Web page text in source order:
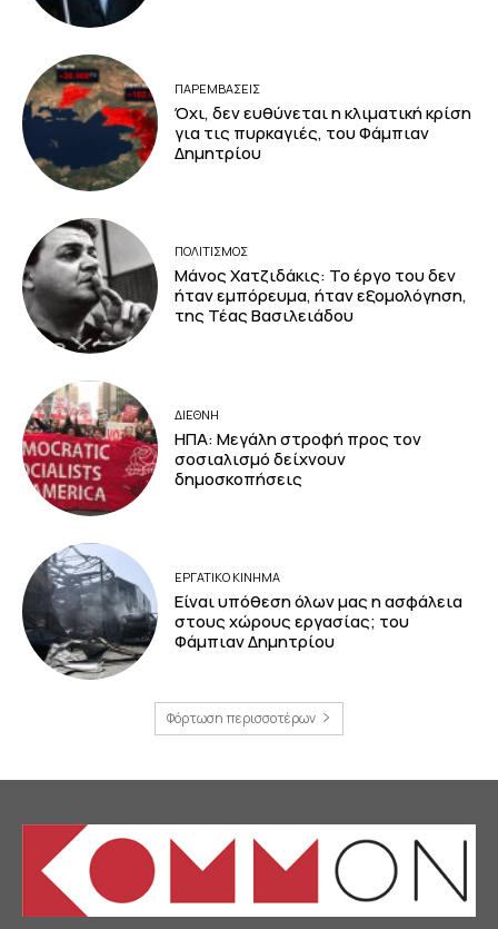
ΠΑΡΕΜΒΑΣΕΙΣ
Όχι, δεν ευθύνεται η κλιματική κρίση
για τις πυρκαγιές, του Φάμπιαν
Δημητρίου
ΠΟΛΙΤΙΣΜΟΣ
Μάνος Χατζιδάκις: Το έργο του δεν
ήταν εμπόρευμα, ήταν εξομολόγηση,
της Τέας Βασιλειάδου
ΔΙΕΘΝΗ
ΗΠΑ: Μεγάλη στροφή προς τον
σοσιαλισμό δείχνουν
δημοσκοπήσεις
ΕΡΓΑΤΙΚΟ ΚΙΝΗΜΑ
Είναι υπόθεση όλων μας η ασφάλεια
στους χώρους εργασίας; του
Φάμπιαν Δημητρίου
Φόρτωση περισσοτέρων